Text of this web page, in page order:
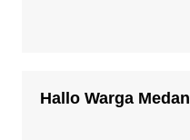
Hallo Warga Medan